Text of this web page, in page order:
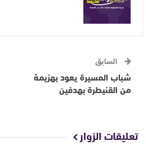
السابق
شباب المسيرة يعود بهزيمة
من القنيطرة بهدفين
تعليقات الزوار